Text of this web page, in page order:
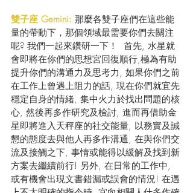
雙子座 Gemini: 那麼各雙子座們在這些能
量的帶動下，那個領域最需要你們去關注
呢? 我們一起來鑽研一下！  首先, 水星就
會即將在你們的思想宮回復順行,極為有助
提升你們的溝通力及思考力, 如果你們之前
在工作上曾遇上阻力的話, 現在你們就宜先
穩定自身的情緒, 集中火力於找出問題的核
心, 然後再多作研究及檢討, 進而再借助金
星即將進入天秤座的社交能量, 以務實及誠
懇的態度去與他人再多作溝通, 在與你們交
流及接觸之下, 事情或能得以緩解及找到新
方案去繼續前行! 另外, 在日常的工作中,
或有機會出現文書錯漏或誤會的情況! 在遇